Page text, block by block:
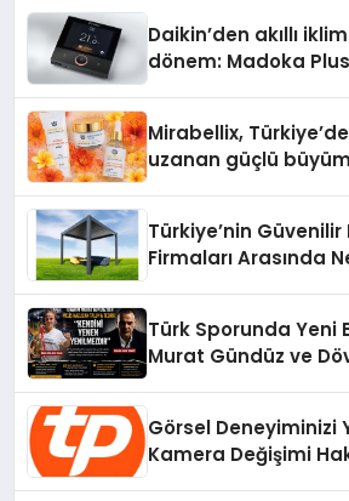
Daikin’den akıllı
dönem: Madoka
Mirabellix,
uzanan güçlü
Türkiye’nin
Firmaları Arasında
Türk Sporunda Yeni
Murat Gündüz ve
Görsel Deneyiminizi
Kamera Değişimi